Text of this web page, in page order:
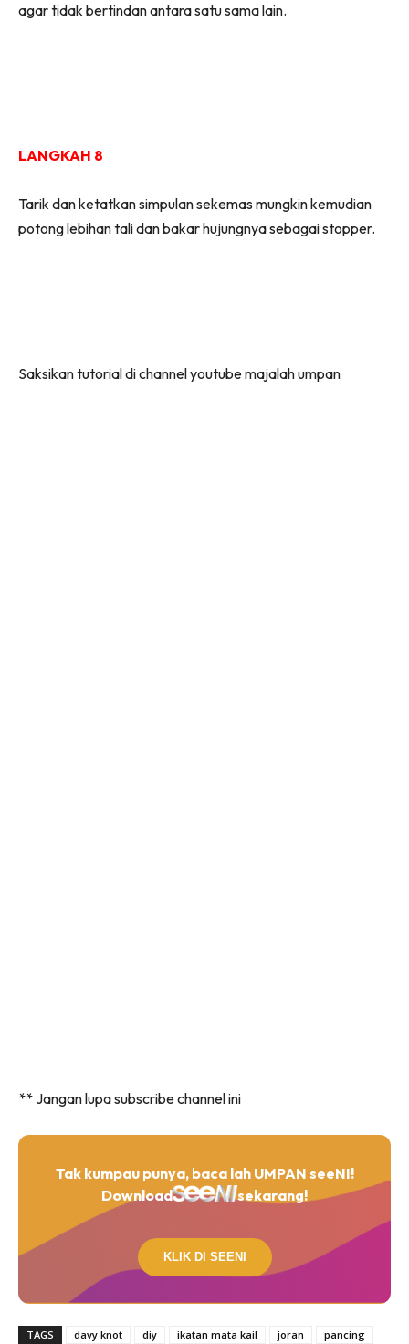
agar tidak bertindan antara satu sama lain.
LANGKAH 8
Tarik dan ketatkan simpulan sekemas mungkin kemudian
potong lebihan tali dan bakar hujungnya sebagai stopper.
Saksikan tutorial di channel youtube majalah umpan
** Jangan lupa subscribe channel ini
Tak kumpau punya, baca lah UMPAN seeNI!
Download
sekarang!
KLIK DI SEENI
TAGS davy knot diy ikatan mata kail joran
pancing